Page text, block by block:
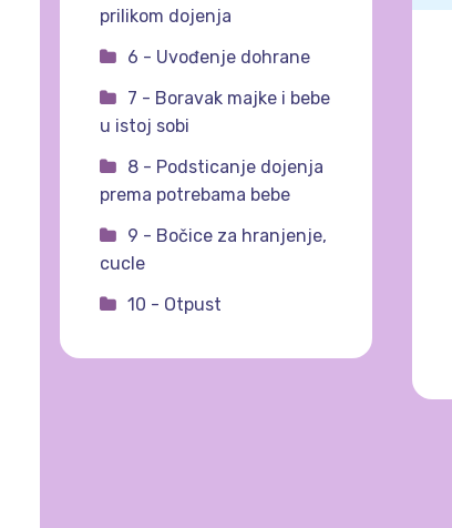
prilikom dojenja
6 - Uvođenje dohrane
7 - Boravak majke i bebe
u istoj sobi
8 - Podsticanje dojenja
prema potrebama bebe
9 - Bočice za hranjenje,
cucle
10 - Otpust